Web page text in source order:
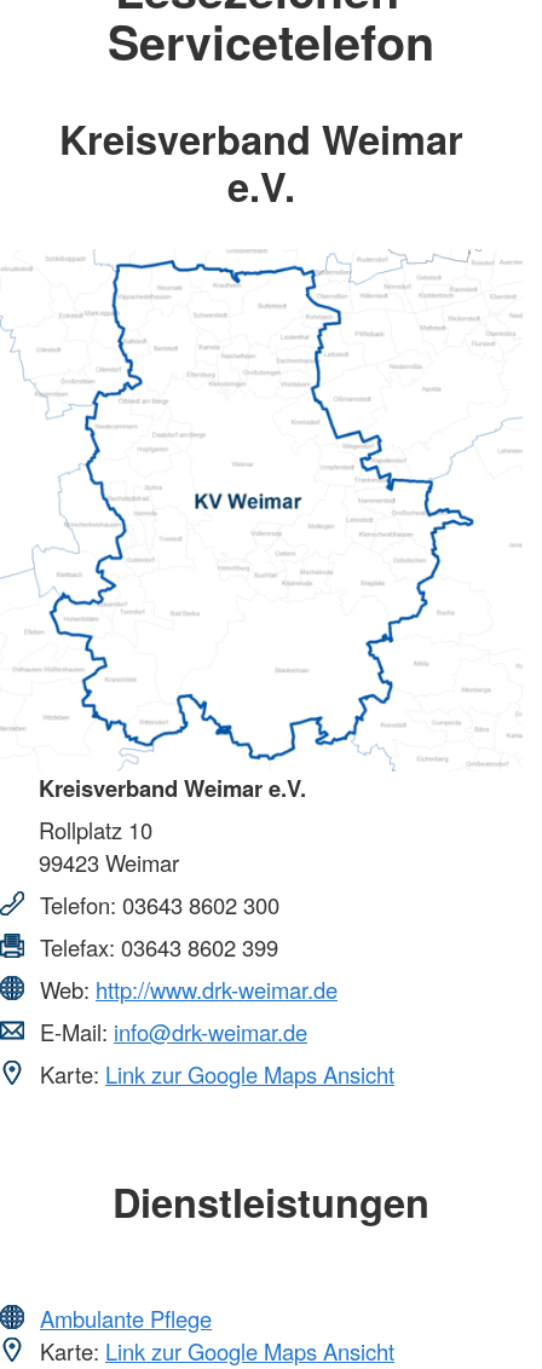
Servicetelefon
Kreisverband Weimar
e.V.
Kreisverband Weimar e.V.
Rollplatz 10
99423Weimar
Telefon: 03643 8602 300
Telefax: 03643 8602 399
Web: http://www.drk-weimar.de
E-Mail: info@drk-weimar.de
Karte: Link zur Google Maps Ansicht
Dienstleistungen
Ambulante Pflege
Karte: Link zur Google Maps Ansicht